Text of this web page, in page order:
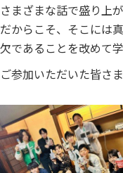
さまざまな話で盛り上
だからこそ、そこには
欠であることを改めて
ご参加いただいた皆さ